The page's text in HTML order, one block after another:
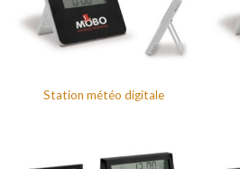
Station météo digitale